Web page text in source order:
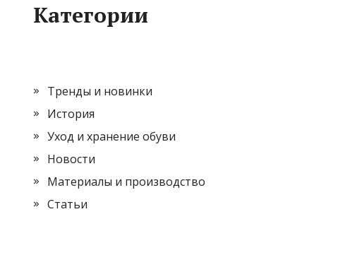
Категории
Тренды и новинки
История
Уход и хранение обуви
Новости
Материалы и производство
Статьи